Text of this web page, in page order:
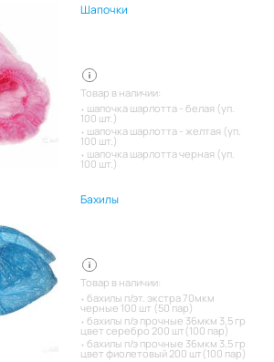
Шапочки
Товар в наличии:
шапочка шарлотта - белая (уп.
100 шт.)
шапочка шарлотта - желтая (уп.
100 шт.)
шапочка шарлотта черная (уп.
100 шт.)
Бахилы
Товар в наличии:
бахилы п/эт. экстра 70мкм
черные 100 шт (50 пар)
бахилы п/э прочные 36мкм 3,5 гр
цвет серебро 200 шт(100 пар)
бахилы п/э прочные 36мкм 3,5 гр
цвет фиолетовый 200 шт(100 пар)